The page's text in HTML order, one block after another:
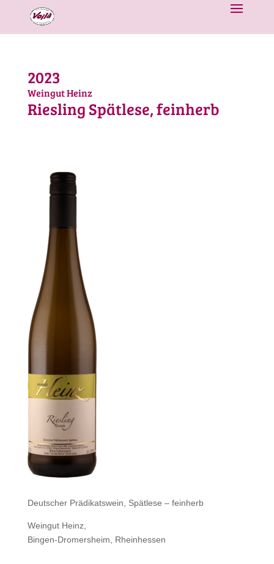
2023
Weingut Heinz
Riesling Spätlese, feinherb
Deutscher Prädikatswein, Spätlese – feinherb
Weingut Heinz,
Bingen-Dromersheim, Rheinhessen